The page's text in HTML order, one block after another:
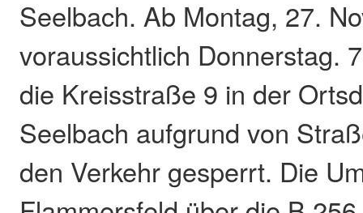
Seelbach. Ab Montag, 27.
voraussichtlich Donnerstag.
die Kreisstraße 9 in der
Seelbach aufgrund von
den Verkehr gesperrt. Die